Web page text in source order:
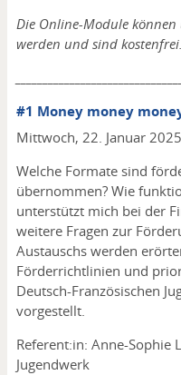
Die Online-Module
werden und sind kostenfrei.
#1 Money money
Mittwoch, 22. Januar
Welche Formate sind
übernommen? Wie
unterstützt mich bei der
weitere Fragen zur
Austauschs werden
Förderrichtlinien und
Deutsch-Französischen
vorgestellt.
Referent:in: Anne-Sophie
Jugendwerk